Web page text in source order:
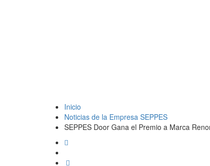
Inicio
Noticias de la Empresa SEPPES
SEPPES Door Gana el Premio a Marca